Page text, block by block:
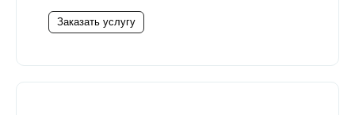
Заказать услугу